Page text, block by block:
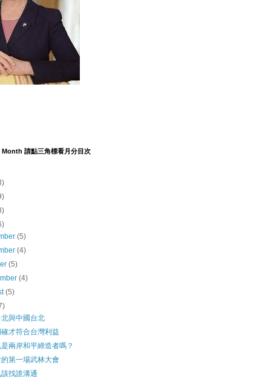
請點三角標看月分目次
(5)
(4)
(5)
(4)
(5)
與中國台北
才符合台灣利益
兩岸和平締造者嗎？
第一場武林大會
找誰溝通